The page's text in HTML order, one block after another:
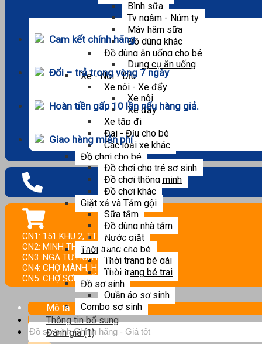
Bình sữa
Ty ngậm - Núm ty
Máy hâm sữa
Đồ dùng khác
Đồ dùng ăn uống cho bé
Dụng cụ ăn uống
Xe - Nôi - Địu
Xe nôi - Xe đẩy
Xe nôi
Xe đẩy
Xe tập đi
Đai - Địu cho bé
Các loại xe khác
Đồ chơi cho bé
Đồ chơi cho trẻ sơ sinh
Đồ chơi thông minh
Đồ chơi khác
Giặt xả và Tắm gội
Sữa tắm
Đồ dùng nhà tắm
Nước giặt
Thời trang cho bé
Thời trang bé gái
Thời trang bé trai
Đồ sơ sinh
Quần áo sơ sinh
Combo sơ sinh
Tìm
kiếm:
Cam kết chính hãng
Đổi – trả trong vòng 7 ngày
Hoàn tiền gấp 10 lần nếu hàng giả.
Giao hàng miễn phí
CN1: 151 KHU 2, TT.HẬU LỘC.
CN2: MINH THỊNH, MINH LỘC.
CN3: NGÃ TƯ HOA LỘC.
CN4: CHỢ MÀNH, HƯNG LỘC.
CN5: CHỢ SƠN, TIẾN LỘC.
Mô tả
Thông tin bổ sung
Đánh giá (1)